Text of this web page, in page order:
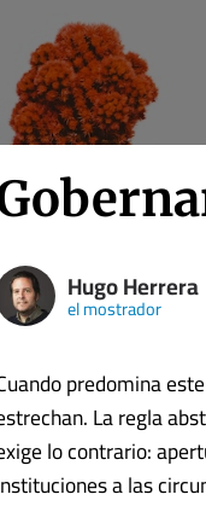
Hugo Herrera
el mostrador
predomina
La regla
lo contrario:
a las